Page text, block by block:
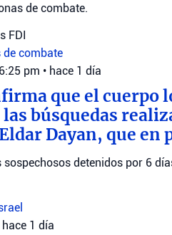
de combate.
FDI
de combate
pm • hace 1 día
que el cuerpo
búsquedas
Dayan, que en
detenidos por 6
hace 1 día